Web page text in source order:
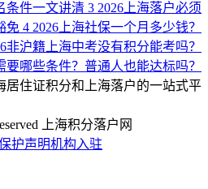
条件一文讲清 3 2026上海落户必须
免 4 2026上海社保一个月多少钱？
非沪籍上海中考没有积分能考吗？
要哪些条件？普通人也能达标吗？
居住证积分和上海落户的一站式平
上海积分落户网
护声明机构入驻